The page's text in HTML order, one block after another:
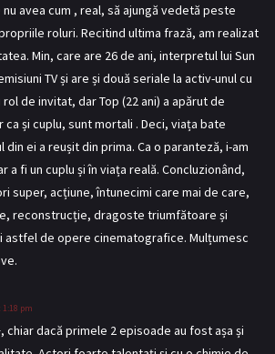
avea cum , real, să ajungă vedetă peste
roluri. Recitind ultima frază, am realizat
Min, care are 26 de ani, interpretul lui Sun
TV și are și două seriale la activ-unul cu
de invitat, dar Top (22 ani) a apărut de
ca și cuplu, sunt mortali . Deci, viața bate
din ei a reușit din prima. Ca o paranteză, i-am
a fi un cuplu și în viața reală. Concluzionând,
super, acțiune, întunecimi care mai de care,
reconstrucție, dragoste triumfătoare și
astfel de opere cinematografice. Mulțumesc
pm
chiar dacă primele 2 episoade au fost așa și